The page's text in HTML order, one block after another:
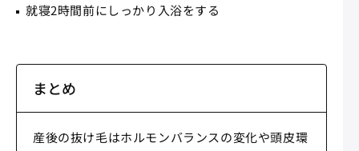
就寝2時間前にしっかり入浴をする
まとめ
産後の抜け毛はホルモンバランスの変化や頭皮環